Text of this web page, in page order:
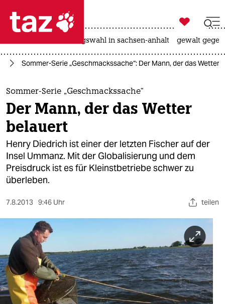
 taz zahl ich
taz zahl ich
themen
politik
öko
gesellschaft
kultur
sport
berlin
nord
wahrheit
verlag

taz zahl ich
landtagswahl in sachsen-anhalt gewalt
Sommer-Serie „Geschmackssache“: Der Mann, der das Wetter
Sommer-Serie „Geschmackssache“
Der Mann, der das Wetter
belauert
Henry Diedrich ist einer der letzten Fischer auf der
Insel Ummanz. Mit der Globalisierung und dem
Preisdruck ist es für Kleinstbetriebe schwer zu
überleben.
7.8.2013 9:46 Uhr teilen